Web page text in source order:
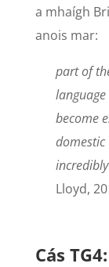
a mhaígh
anois mar:
part of
become
domestic
Lloyd,
Cás